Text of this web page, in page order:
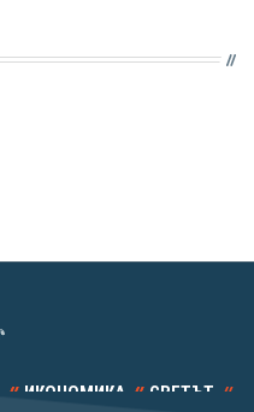
ИКОНОМИКА СВЕТЪТ